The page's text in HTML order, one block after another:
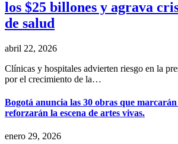
los $25 billones y agrava
de salud
abril 22, 2026
Clínicas y hospitales advierten riesgo en la
por el crecimiento de la…
Bogotá anuncia las 30 obras que
reforzarán la escena de artes vivas.
enero 29, 2026